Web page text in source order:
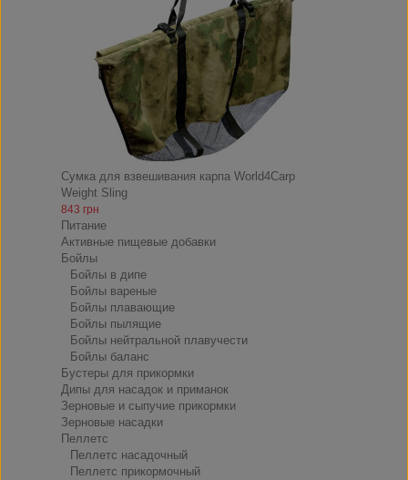
Сумка для взвешивания карпа World4Carp
Weight Sling
843 грн
Питание
Активные пищевые добавки
Бойлы
Бойлы в дипе
Бойлы вареные
Бойлы плавающие
Бойлы пылящие
Бойлы нейтральной плавучести
Бойлы баланс
Бустеры для прикормки
Дипы для насадок и приманок
Зерновые и сыпучие прикормки
Зерновые насадки
Пеллетс
Пеллетс насадочный
Пеллетс прикормочный